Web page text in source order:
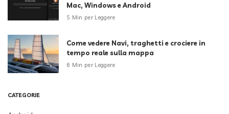
Mac, Windows e Android
5 Min per Leggere
Come vedere Navi, traghetti e crociere in
tempo reale sulla mappa
6 Min per Leggere
CATEGORIE